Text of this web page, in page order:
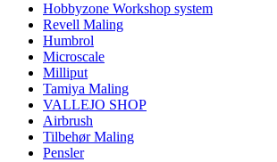
Hobbyzone Workshop system
Revell Maling
Humbrol
Microscale
Milliput
Tamiya Maling
VALLEJO SHOP
Airbrush
Tilbehør Maling
Pensler